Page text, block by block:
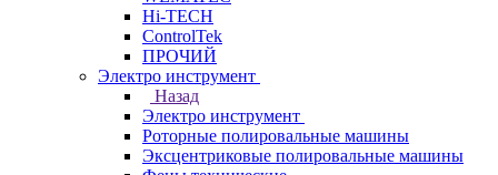
Hi-TECH
ControlTek
ПРОЧИЙ
Электро инструмент
Назад
Электро инструмент
Роторные полировальные машины
Эксцентриковые полировальные машины